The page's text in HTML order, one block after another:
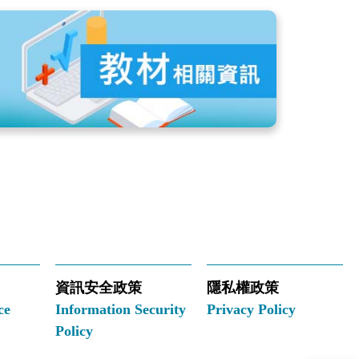
資訊安全政策
Information Security
Policy
隱私權政策
Privacy Policy